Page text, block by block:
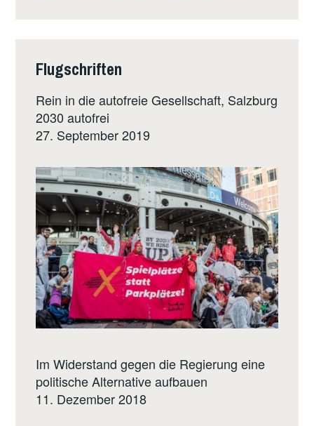
Flugschriften
Rein in die autofreie Gesellschaft, Salzburg
2030 autofrei
27. September 2019
Im Widerstand gegen die Regierung eine
politische Alternative aufbauen
11. Dezember 2018